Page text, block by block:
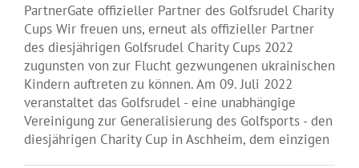
PartnerGate offizieller Partner des Golfsrudel Charity
Cups Wir freuen uns, erneut als offizieller Partner
des diesjährigen Golfsrudel Charity Cups 2022
zugunsten von zur Flucht gezwungenen ukrainischen
Kindern auftreten zu können. Am 09. Juli 2022
veranstaltet das Golfsrudel - eine unabhängige
Vereinigung zur Generalisierung des Golfsports - den
diesjährigen Charity Cup in Aschheim, dem einzigen